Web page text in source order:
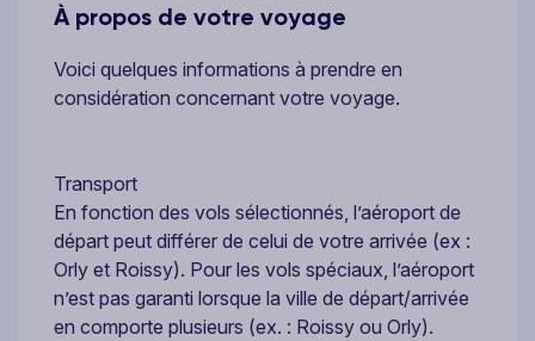
À propos de votre voyage
Voici quelques informations à prendre en
considération concernant votre voyage.
Transport
En fonction des vols sélectionnés, l’aéroport de
départ peut différer de celui de votre arrivée (ex :
Orly et Roissy). Pour les vols spéciaux, l’aéroport
n’est pas garanti lorsque la ville de départ/arrivée
en comporte plusieurs (ex. : Roissy ou Orly).